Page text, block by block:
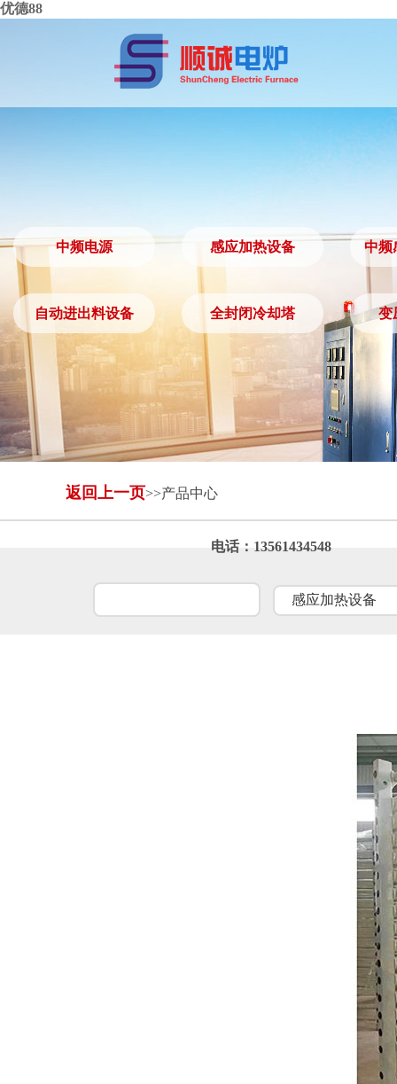
优德88
中频电源 感应加热设备
自动进出料设备
中频电源 感应加热设备 中频
自动进出料设备 全封闭冷却塔 变
返回上一页>>产品中心
电话：13561434548